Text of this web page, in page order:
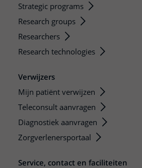
Strategic programs
Research groups
Researchers
Research technologies
Verwijzers
Mijn patiënt verwijzen
Teleconsult aanvragen
Diagnostiek aanvragen
Zorgverlenersportaal
Service, contact en faciliteiten